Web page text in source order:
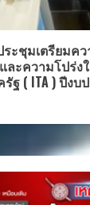
ะชุมเตรียมค
ะความโปร่ง
ฐ ( ITA ) ปีงบ